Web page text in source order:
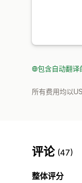
包含自动翻译
所有费用均以
评论 (47)
整体评分